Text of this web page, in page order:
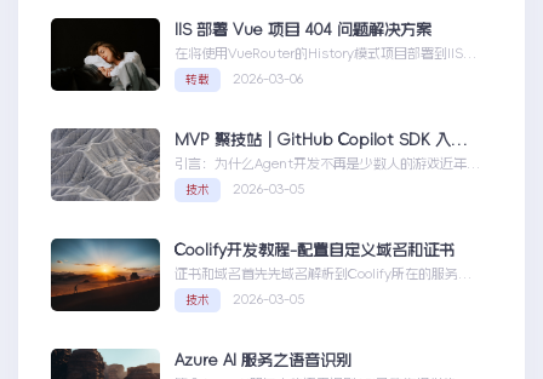
IIS 部署 Vue 项目 404 问题解决方案
在将使用VueRouter的History模式项目部署到IIS
时，可能会遇到刷新页面或...IIS部署Vue项目404问
题解决方案
转载 2026-03-06
MVP 聚技站｜GitHub Copilot SDK 入门：五分钟构建你的第一个 AI Agent
引言：为什么Agent开发不再是少数人的游戏近年
来，随着人工智能技术的快速发展，AIAgen...MVP
聚技站｜GitHubCopilotSDK入门：五分钟构建你的
技术 2026-03-05
Coolify开发教程-配置自定义域名和证书
证书和域名首先先域名解析到Coolify所在的服务
器，然后获取你的证书NGINX版本的，这里就不
赘...Coolify开发教程-配置自定义域名和证书
技术 2026-03-05
Azure AI 服务之语音识别